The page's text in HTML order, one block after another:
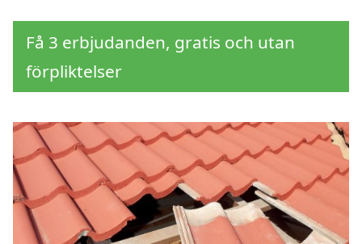
Få 3 erbjudanden, gratis och utan
förpliktelser